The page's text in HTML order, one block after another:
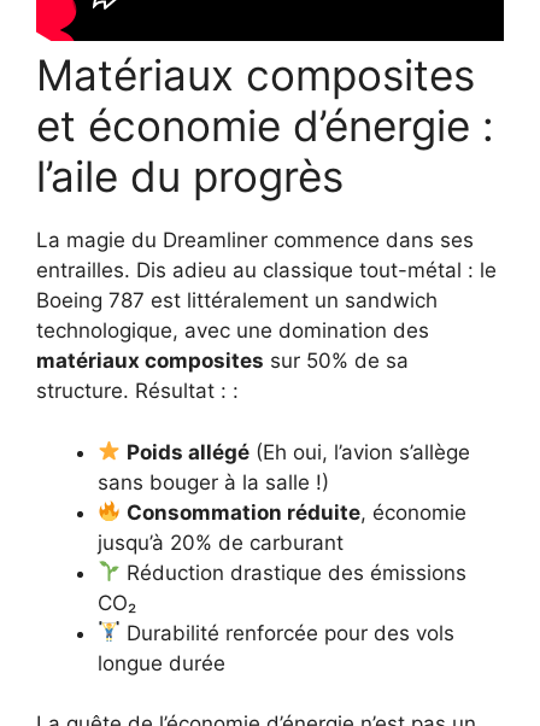
Matériaux composites
et économie d’énergie :
l’aile du progrès
La magie du Dreamliner commence dans ses
entrailles. Dis adieu au classique tout-métal : le
Boeing 787 est littéralement un sandwich
technologique, avec une domination des
matériaux composites sur 50% de sa
structure. Résultat : :
Poids allégé (Eh oui, l’avion s’allège
sans bouger à la salle !)
Consommation réduite, économie
jusqu’à 20% de carburant
Réduction drastique des émissions
CO₂
Durabilité renforcée pour des vols
longue durée